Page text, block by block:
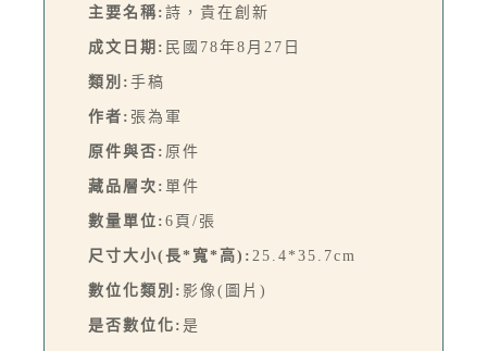
主要名稱: 詩，貴在創新
成文日期: 民國78年8月27日
類別: 手稿
作者: 張為軍
原件與否: 原件
藏品層次: 單件
數量單位: 6頁/張
尺寸大小(長*寬*高): 25.4*35.7cm
數位化類別: 影像(圖片)
是否數位化: 是